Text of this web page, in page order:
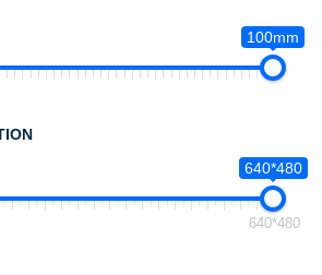
100mm
640*480
640*480